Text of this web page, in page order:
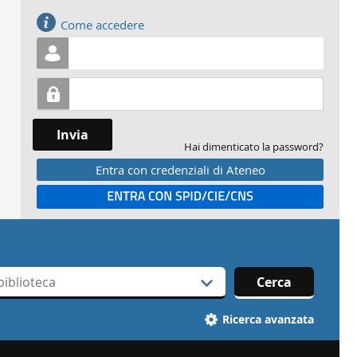
Come accedere
Invia
Hai dimenticato la password?
Entra con credenziali di Ateneo
Entra con SPID
Cerca
Ricerca avanzata